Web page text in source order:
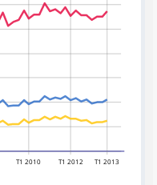
T1 2010 T1 2012 T1 2013